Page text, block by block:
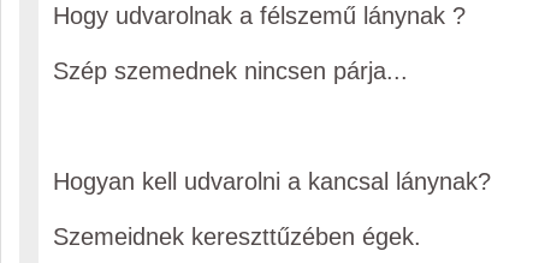
Hogy udvarolnak a félszemű lánynak ?
Szép szemednek nincsen párja...
Hogyan kell udvarolni a kancsal lánynak?
Szemeidnek kereszttűzében égek.